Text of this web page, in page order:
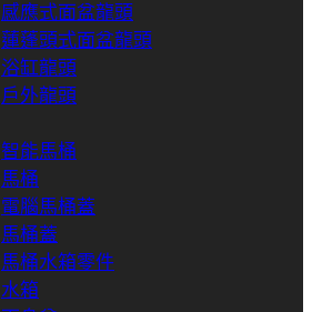
感應式面盆龍頭
蓮蓬頭式面盆龍頭
浴缸龍頭
戶外龍頭
智能馬桶
馬桶
電腦馬桶蓋
馬桶蓋
馬桶水箱零件
水箱